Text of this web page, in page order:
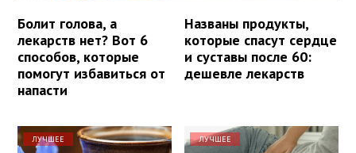
Болит голова, а
лекарств нет? Вот 6
способов, которые
помогут избавиться от
напасти
Названы продукты,
которые спасут сердце
и суставы после 60:
дешевле лекарств
ЛУЧШЕЕ ЛУЧШЕЕ